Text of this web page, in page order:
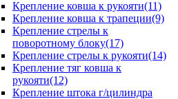
Крепление ковша к рукояти(11)
Крепление ковша к трапеции(9)
Крепление стрелы к
поворотному блоку(17)
Крепление стрелы к рукояти(14)
Крепление тяг ковша к
рукояти(12)
Крепление штока г/цилиндра